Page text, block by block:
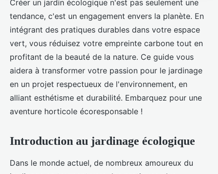
Créer un jardin écologique n'est pas seulement une
tendance, c'est un engagement envers la planète. En
intégrant des pratiques durables dans votre espace
vert, vous réduisez votre empreinte carbone tout en
profitant de la beauté de la nature. Ce guide vous
aidera à transformer votre passion pour le jardinage
en un projet respectueux de l'environnement, en
alliant esthétisme et durabilité. Embarquez pour une
aventure horticole écoresponsable !
Introduction au jardinage écologique
Dans le monde actuel, de nombreux amoureux du